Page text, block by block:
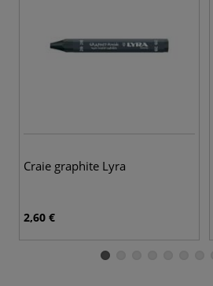
Craie graphite Lyra
2,60 €